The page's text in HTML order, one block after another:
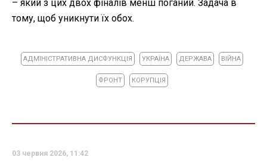
– який з цих двох фіналів менш поганий. Задача в
тому, щоб уникнути їх обох.
АДМІНІСТРАТИВНА ДИСФУНКЦІЯ УКРАЇНА ДЕРЖАВА ВІЙНА
ФРОНТ КОРУПЦІЯ
03 червня 2026, 11:42